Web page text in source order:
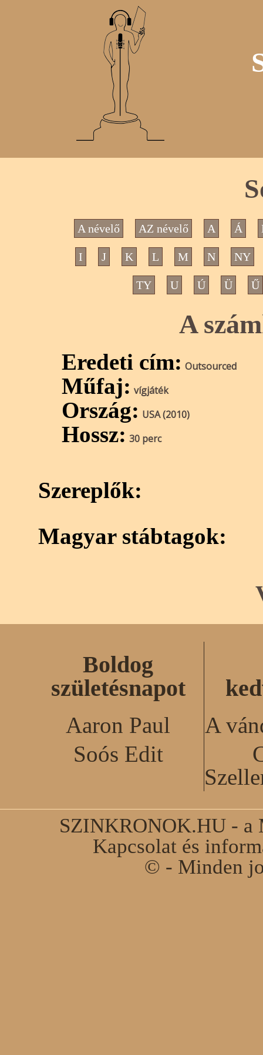
A névelő AZ névelő A Á
I J K L M N NY
TY U Ú Ü Ű
A
Eredeti cím: Outsourced
Műfaj: vígjáték
Ország: USA (2010)
Hossz: 30 perc
Szereplők:
Magyar stábtagok:
Boldog
születésnapot
Aaron Paul
Soós Edit
A
SZINKRONOK.HU - a
Kapcsolat és
© - Minden